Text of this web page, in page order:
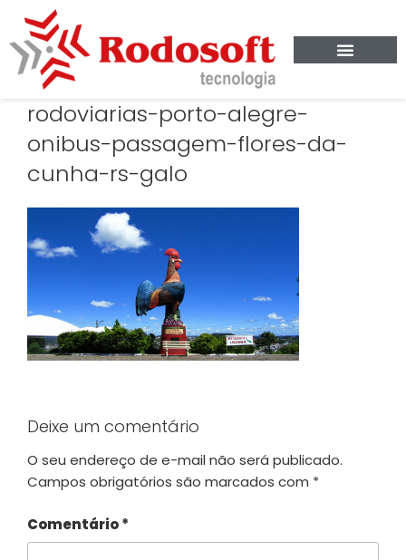
rodoviarias-porto-alegre-
onibus-passagem-flores-da-
cunha-rs-galo
Deixe um comentário
O seu endereço de e-mail não será publicado.
Campos obrigatórios são marcados com *
Comentário*